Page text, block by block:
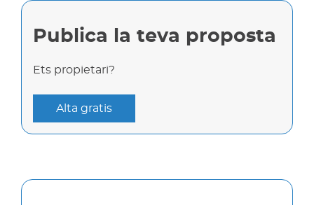
Publica la teva proposta
Ets propietari?
Alta gratis